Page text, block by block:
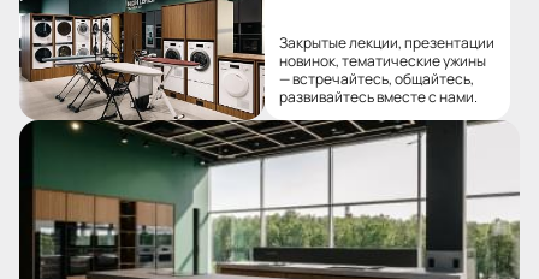
Закрытые лекции, презентации
новинок, тематические ужины
— встречайтесь, общайтесь,
развивайтесь вместе с нами.